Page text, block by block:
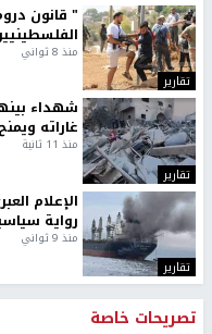
تقارير
" قانون
منذ 8 ثواني
تقارير
شهداء
غاراته
منذ 11 ثانية
تقارير
الإعلام
رواية
منذ 9 ثواني
تصريحات خاصة